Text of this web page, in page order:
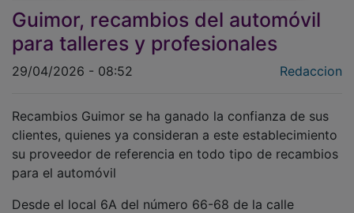
Guimor, recambios del automóvil
para talleres y profesionales
29/04/2026 - 08:52 Redaccion
Recambios Guimor se ha ganado la confianza de sus
clientes, quienes ya consideran a este establecimiento
su proveedor de referencia en todo tipo de recambios
para el automóvil
Desde el local 6A del número 66-68 de la calle